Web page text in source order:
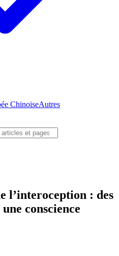
ChinoiseAutres
l’interoception : des
conscience